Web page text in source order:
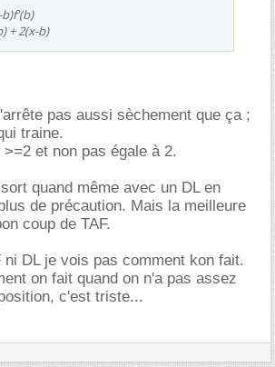
b)f'(b)
+ 2(x-b)
pas aussi sèchement que ça ;
traine.
et non pas égale à 2.
quand même avec un DL en
de précaution. Mais la meilleure
coup de TAF.
ni DL je vois pas comment kon fait.
on fait quand on n'a pas assez
c'est triste...